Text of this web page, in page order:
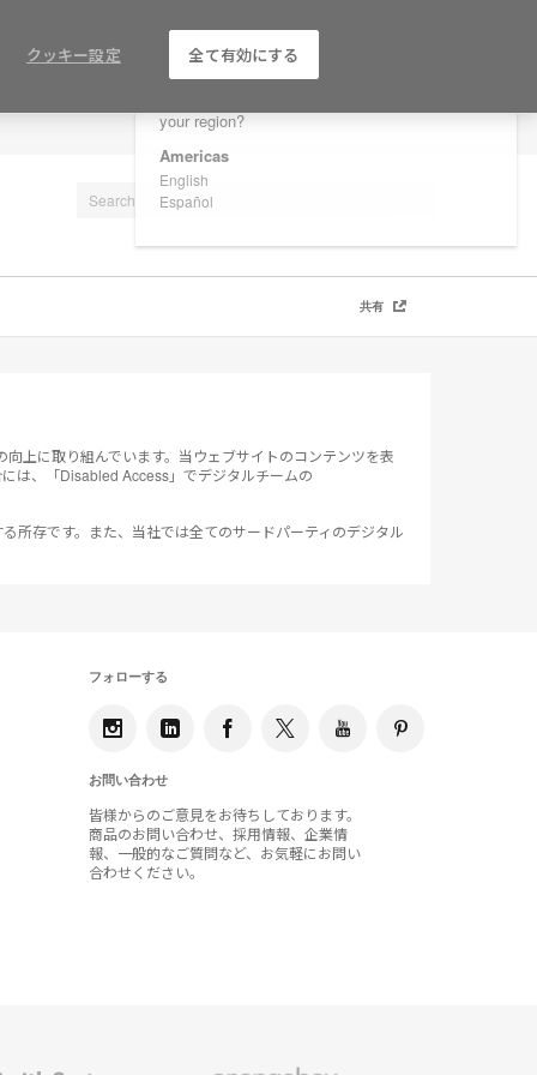
Are you in United States?
your region?
Americas
English
Español
共有
上に取り組んでいます。当ウェブサイトのコンテンツを表
は、「Disabled Access」でデジタルチームの
所存です。また、当社では全てのサードパーティのデジタル
フォローする
お問い合わせ
皆様からのご意見をお待ちしております。
商品のお問い合わせ、採用情報、企業情
報、一般的なご質問など、お気軽にお問い
合わせください。
クッキー設定 全て有効にする